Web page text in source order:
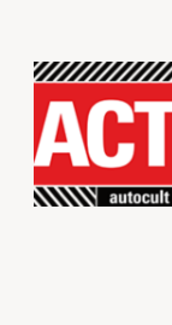
au
contenu